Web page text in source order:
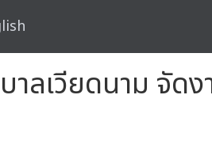
าลเวียดนาม จั